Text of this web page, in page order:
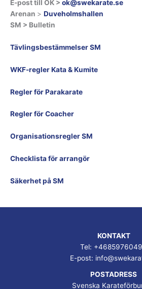
E-post till OK > ok@swekarate.se
Arenan > Duveholmshallen
SM > Bulletin
Tävlingsbestämmelser SM
WKF-regler Kata & Kumite
Regler för Parakarate
Regler för Coacher
Organisationsregler SM
Checklista för arrangör
Säkerhet på SM
KONTAKT
Tel:
E-post:
POSTADRESS
Svenska